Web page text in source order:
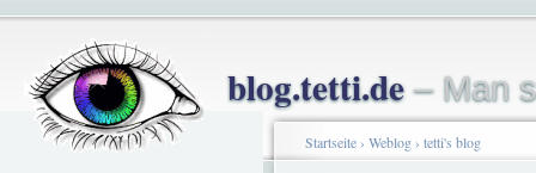
blog.tetti.de– Man
Startseite› Weblog› tetti's blog